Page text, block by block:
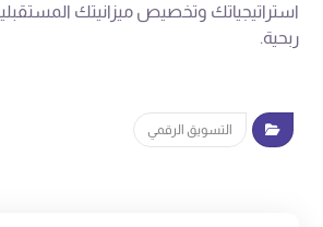
استراتيجياتك وتخصيص ميزانيتك
ربحية.
التسويق الرقمي